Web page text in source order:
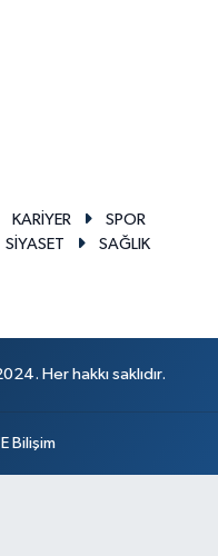
KARİYER
SPOR
SİYASET
SAĞLIK
Her hakkı saklıdır.
Bilişim